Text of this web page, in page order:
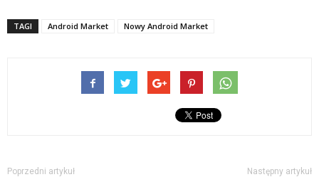
TAGI Android Market Nowy Android Market
Poprzedni artykuł Następny artykuł